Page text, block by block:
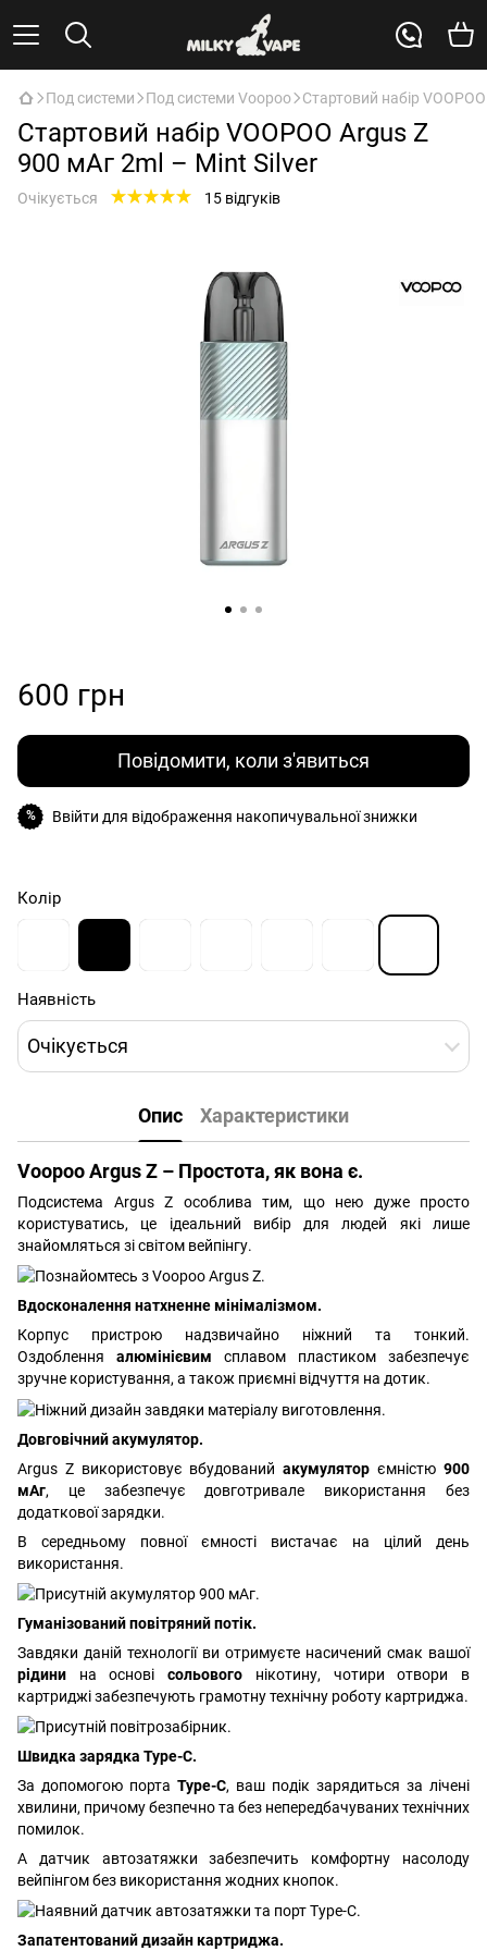
Под системи Под системи Voopoo Стартовий набір
Стартовий набір VOOPOO Argus Z
900 мАг 2ml – Mint Silver
Очікується 15 відгуків
600 грн
Повідомити, коли з'явиться
% Ввійти для відображення накопичувальної знижки
Колір
Наявність
Очікується
Опис Характеристики
Voopoo Argus Z – Простота, як вона є.
Подсистема Argus Z особлива тим, що нею дуже просто
користуватись, це ідеальний вибір для людей які лише
знайомляться зі світом вейпінгу.
Вдосконалення натхненне мінімалізмом.
Корпус пристрою надзвичайно ніжний та тонкий.
Оздоблення алюмінієвим сплавом пластиком забезпечує
зручне користування, а також приємні відчуття на дотик.
Довговічний акумулятор.
Argus Z використовує вбудованийакумуляторємністю900
мАг, це забезпечує довготривале використання без
додаткової зарядки.
В середньому повної ємності вистачає на цілий день
використання.
Гуманізований повітряний потік.
Завдяки даній технології ви отримуєте насичений смак вашої
рідини на основісольового нікотину, чотири отвори в
картриджі забезпечують грамотну технічну роботу картриджа.
Швидка зарядка Type-C.
За допомогою порта Type-C, ваш подік зарядиться за лічені
хвилини, причому безпечно та без непередбачуваних технічних
помилок.
А датчик автозатяжки забезпечить комфортну насолоду
вейпінгом без використання жодних кнопок.
Запатентований дизайн картриджа.